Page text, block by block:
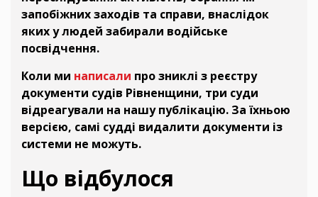
запобіжних заходів та справи, внаслідок
яких у людей забирали водійське
посвідчення.
Коли ми написали про зниклі з реєстру
документи судів Рівненщини, три суди
відреагували на нашу публікацію. За їхньою
версією, самі судді видалити документи із
системи не можуть.
Що відбулося